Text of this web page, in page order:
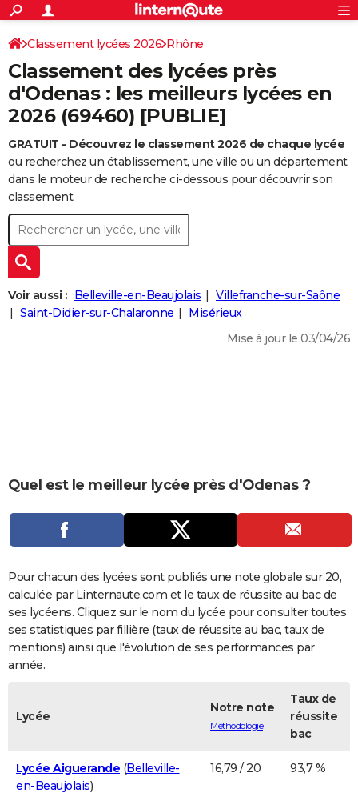
ACTUALITÉS
Politique
Société
Faits Divers
Education
Monde
Villes
+
SPORT
Coupe du monde 2026
Football
Tennis
Cyclisme
Rugby
Forum
CULTURE
Programme TV
TNT
Streaming
Cinéma
Sorties cinéma
Musique
+
FINANCE
Retraite
Impôts
Epargne
Immobilier
Risques naturels par ville
Banque
Assurance
Crédit
AUTO
Essais
Réserver un essai
Citadines
Berlines
SUV
Forum auto
+
HIGH-TECH
BRICOLAGE
Forum
Aménagement intérieur
Extérieur
Cuisine
Salle de bains
Jardinage
Rangement
+WEEK-END
Guides de France
Escapades
Patrimoine
Expositions
Musées
Week-end nature
+
LIFESTYLE
Art de vivre
Bien-être
Loisirs
Mode
Modes de vie
SANTE
Dictionnaire
Biographies
Expressions
Proverbes
PROGRAMME TV
COPAINS D'AVANT
S'inscrire
Se connecter
Lycées
Collèges
Primaires
Universités
Entreprises
Service militaire
Avis de recherche
AVIS DE DÉCÈS
FORUM
Bricolage
Lifestyle
Culture
Sport
Auto
Television
Voyage
Cinema
S'inscrire
Connexion
Classement lycées 2026 Rhône
Classement des lycées près
d'Odenas : les meilleurs lycées en
2026 (69460) [PUBLIE]
GRATUIT - Découvrez le classement 2026 de chaque lycée
ou recherchez un établissement, une ville ou un département
dans le moteur de recherche ci-dessous pour découvrir son
classement.
Voir aussi : Belleville-en-Beaujolais
Villefranche-sur-Saône
Saint-Didier-sur-Chalaronne
Misérieux
Mise à jour le 03/04/26
Quel est le meilleur lycée près d'Odenas ?
Pour chacun des lycées sont publiés une note globale sur 20,
calculée par Linternaute.com et le taux de réussite au bac de
ses lycéens. Cliquez sur le nom du lycée pour consulter toutes
ses statistiques par fillière (taux de réussite au bac, taux de
mentions) ainsi que l'évolution de ses performances par
année.
Lycée
Notre note
Méthodologie
Taux de
réussite
bac
Lycée Aiguerande (Belleville-
en-Beaujolais)
16,79 / 20 93,7 %